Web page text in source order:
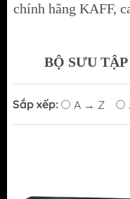
chính hãng KAFF,
BỘ SƯU
Sắp xếp: A → Z